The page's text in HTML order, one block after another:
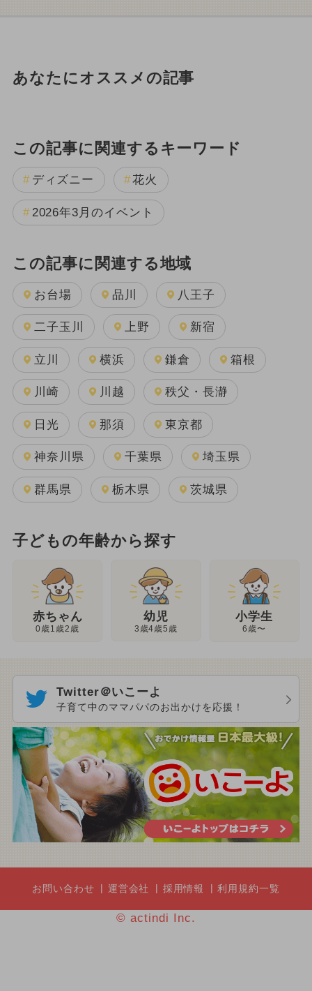
あなたにオススメの記事
この記事に関連するキーワード
ディズニー 花火
2026年3月のイベント
この記事に関連する地域
お台場 品川 八王子
二子玉川 上野 新宿
立川 横浜 鎌倉 箱根
川崎 川越 秩父・長瀞
日光 那須 東京都
神奈川県 千葉県 埼玉県
群馬県 栃木県 茨城県
子どもの年齢から探す
赤ちゃん
0歳1歳2歳
幼児
3歳4歳5歳
小学生
6歳〜
Twitter＠いこーよ
子育て中のママパパのお出かけを応援！
お問い合わせ 運営会社 採用情報 利用規約一覧
© actindi Inc.